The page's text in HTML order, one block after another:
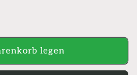
legen